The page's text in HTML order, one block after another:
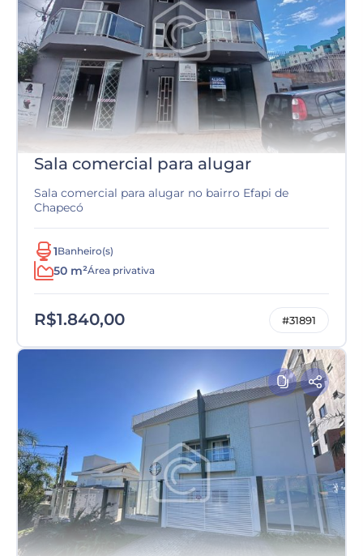
Sala comercial para alugar
Sala comercial para alugar no bairro Efapi de
Chapecó
1Banheiro(s)
50 m²Área privativa
R$1.840,00 #31891